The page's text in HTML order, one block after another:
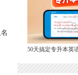
50天搞定专升本英